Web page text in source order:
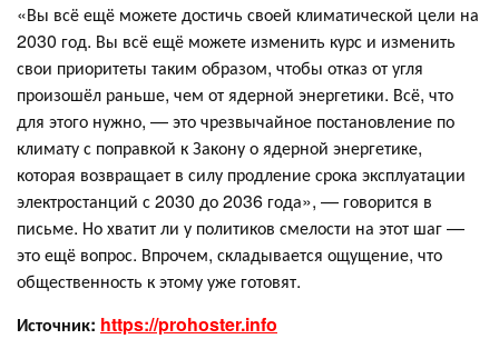
«Вы всё ещё можете достичь своей климатической цели на
2030 год. Вы всё ещё можете изменить курс и изменить
свои приоритеты таким образом, чтобы отказ от угля
произошёл раньше, чем от ядерной энергетики. Всё, что
для этого нужно, — это чрезвычайное постановление по
климату с поправкой к Закону о ядерной энергетике,
которая возвращает в силу продление срока эксплуатации
электростанций с 2030 до 2036 года», — говорится в
письме. Но хватит ли у политиков смелости на этот шаг —
это ещё вопрос. Впрочем, складывается ощущение, что
общественность к этому уже готовят.
Источник: https://prohoster.info